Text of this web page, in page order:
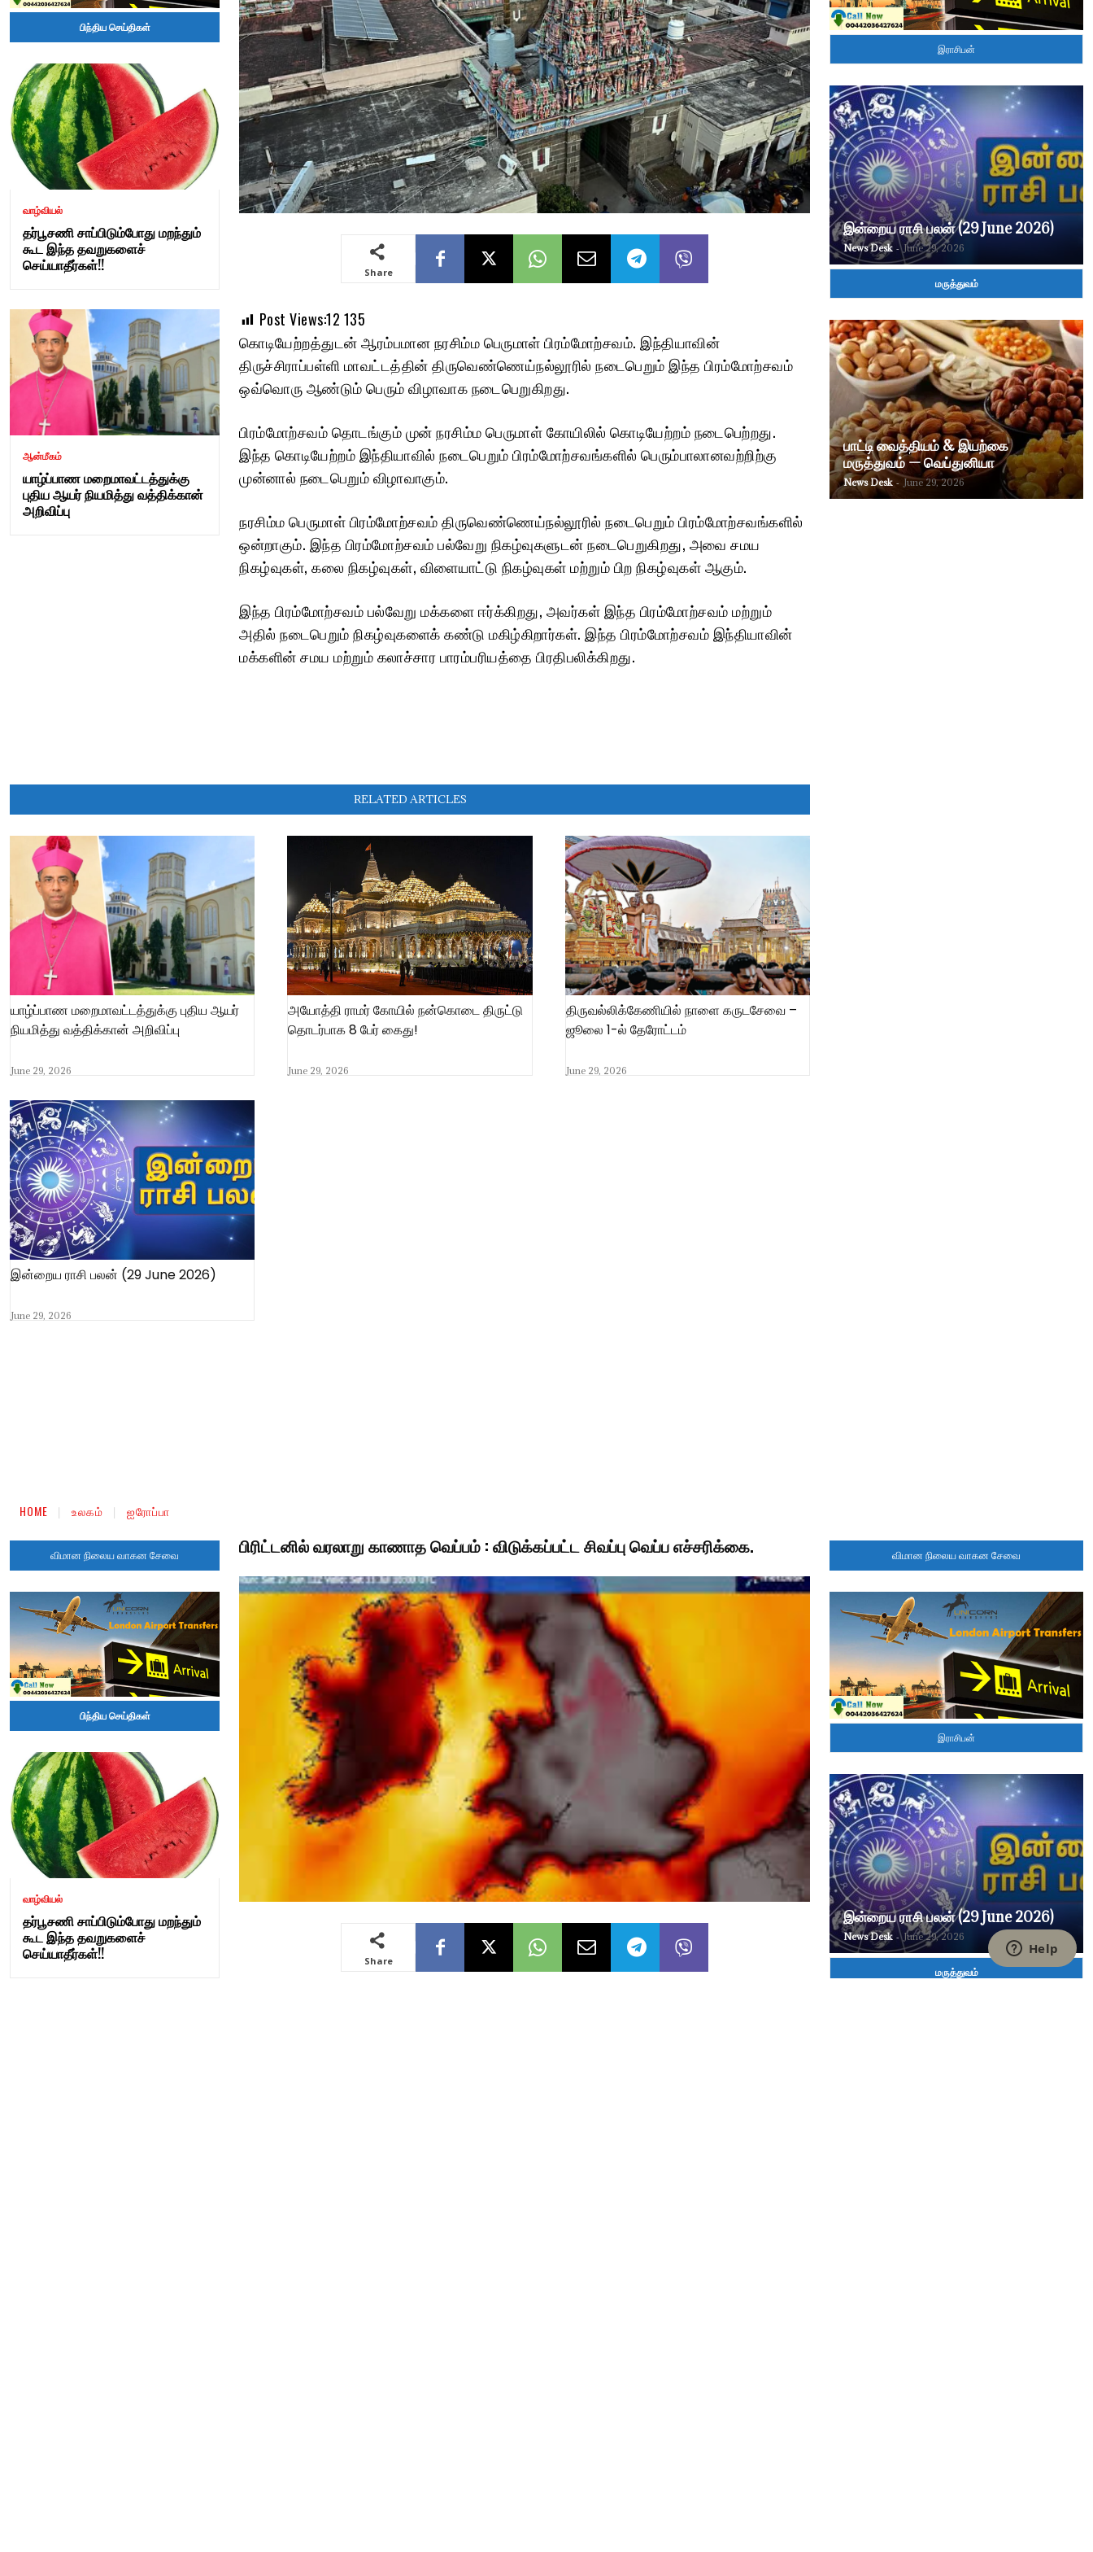
Tamil
Nadu
–
adangapatru.com
பிந்திய செய்திகள்
வாழ்வியல்
தர்பூசணி சாப்பிடும்போது மறந்தும்
கூட இந்த தவறுகளைச்
செய்யாதீர்கள்!!
ஆன்மீகம்
யாழ்ப்பாண மறைமாவட்டத்துக்கு
புதிய ஆயர் நியமித்து வத்திக்கான்
அறிவிப்பு
Share
Post Views:12 135
கொடியேற்றத்துடன் ஆரம்பமான நரசிம்ம பெருமாள் பிரம்மோற்சவம். இந்தியாவின்
திருச்சிராப்பள்ளி மாவட்டத்தின் திருவெண்ணெய்நல்லூரில் நடைபெறும் இந்த பிரம்மோற்சவம்
ஒவ்வொரு ஆண்டும் பெரும் விழாவாக நடைபெறுகிறது.
பிரம்மோற்சவம் தொடங்கும் முன் நரசிம்ம பெருமாள் கோயிலில் கொடியேற்றம் நடைபெற்றது.
இந்த கொடியேற்றம் இந்தியாவில் நடைபெறும் பிரம்மோற்சவங்களில் பெரும்பாலானவற்றிற்கு
முன்னால் நடைபெறும் விழாவாகும்.
நரசிம்ம பெருமாள் பிரம்மோற்சவம் திருவெண்ணெய்நல்லூரில் நடைபெறும் பிரம்மோற்சவங்களில்
ஒன்றாகும். இந்த பிரம்மோற்சவம் பல்வேறு நிகழ்வுகளுடன் நடைபெறுகிறது, அவை சமய
நிகழ்வுகள், கலை நிகழ்வுகள், விளையாட்டு நிகழ்வுகள் மற்றும் பிற நிகழ்வுகள் ஆகும்.
இந்த பிரம்மோற்சவம் பல்வேறு மக்களை ஈர்க்கிறது, அவர்கள் இந்த பிரம்மோற்சவம் மற்றும்
அதில் நடைபெறும் நிகழ்வுகளைக் கண்டு மகிழ்கிறார்கள். இந்த பிரம்மோற்சவம் இந்தியாவின்
மக்களின் சமய மற்றும் கலாச்சார பாரம்பரியத்தை பிரதிபலிக்கிறது.
RELATED ARTICLES
யாழ்ப்பாண மறைமாவட்டத்துக்கு புதிய ஆயர்
நியமித்து வத்திக்கான் அறிவிப்பு
June 29, 2026
அயோத்தி ராமர் கோயில் நன்கொடை திருட்டு
தொடர்பாக 8 பேர் கைது!
June 29, 2026
திருவல்லிக்கேணியில் நாளை கருடசேவை –
ஜூலை 1-ல் தேரோட்டம்
June 29, 2026
இன்றைய ராசி பலன் (29 June 2026)
June 29, 2026
இராசிபன்
இன்றைய ராசி பலன் (29 June 2026)
News Desk - June 29, 2026
மருத்துவம்
பாட்டி வைத்தியம் & இயற்கை
மருத்துவம் — வெப்துனியா
News Desk - June 29, 2026